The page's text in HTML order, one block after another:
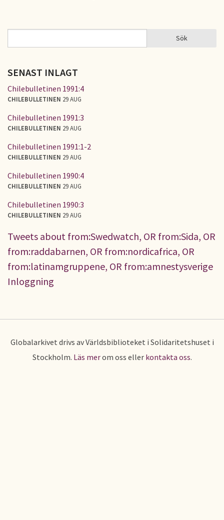
SÖKFORMULÄR Sök
SENAST INLAGT
Chilebulletinen 1991:4
CHILEBULLETINEN 29 AUG
Chilebulletinen 1991:3
CHILEBULLETINEN 29 AUG
Chilebulletinen 1991:1-2
CHILEBULLETINEN 29 AUG
Chilebulletinen 1990:4
CHILEBULLETINEN 29 AUG
Chilebulletinen 1990:3
CHILEBULLETINEN 29 AUG
Tweets about from:Swedwatch, OR from:Sida, OR
from:raddabarnen, OR from:nordicafrica, OR
from:latinamgruppene, OR from:amnestysverige
Inloggning
Globalarkivet drivs av Världsbiblioteket i Solidaritetshuset i
Stockholm. Läs merom oss eller kontakta oss.